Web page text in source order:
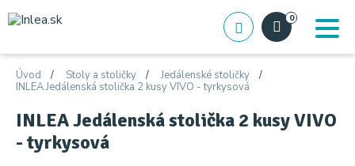
0
Úvod Stoly a stoličky
Jedálenské stoličky
INLEA Jedálenská stolička 2 kusy VIVO - tyrkysová
INLEA Jedálenská stolička 2 kusy VIVO
- tyrkysová